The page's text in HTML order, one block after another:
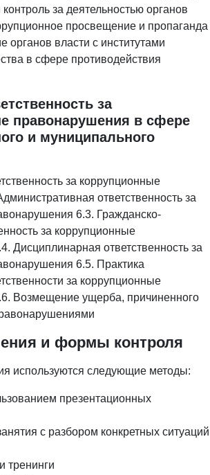
за деятельностью органов
просвещение и пропаганда
органов власти с институтами
в сфере противодействия
за
правонарушения в сфере
и муниципального
за коррупционные
ответственность за
6.3. Гражданско-
за коррупционные
Дисциплинарная ответственность за
6.5. Практика
за коррупционные
Возмещение ущерба, причиненного
и формы контроля
используются следующие методы:
презентационных
с разбором конкретных ситуаций
тренинги